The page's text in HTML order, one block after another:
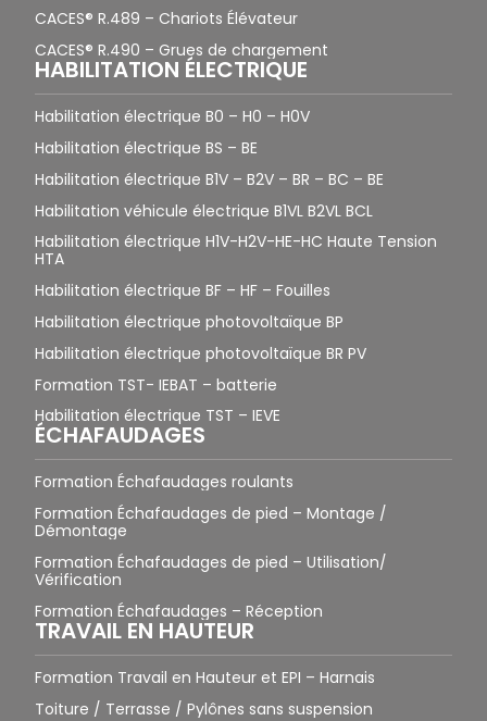
CACES® R.489 – Chariots Élévateur
CACES® R.490 – Grues de chargement
HABILITATION ÉLECTRIQUE
Habilitation électrique B0 – H0 – H0V
Habilitation électrique BS – BE
Habilitation électrique B1V – B2V – BR – BC – BE
Habilitation véhicule électrique B1VL B2VL BCL
Habilitation électrique H1V-H2V-HE-HC Haute Tension
HTA
Habilitation électrique BF – HF – Fouilles
Habilitation électrique photovoltaïque BP
Habilitation électrique photovoltaïque BR PV
Formation TST- IEBAT – batterie
Habilitation électrique TST – IEVE
ÉCHAFAUDAGES
Formation Échafaudages roulants
Formation Échafaudages de pied – Montage /
Démontage
Formation Échafaudages de pied – Utilisation/
Vérification
Formation Échafaudages – Réception
TRAVAIL EN HAUTEUR
Formation Travail en Hauteur et EPI – Harnais
Toiture / Terrasse / Pylônes sans suspension